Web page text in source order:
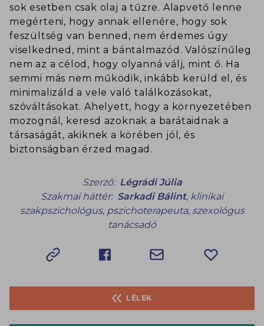
sok esetben csak olaj a tűzre. Alapvető lenne
megérteni, hogy annak ellenére, hogy sok
feszültség van benned, nem érdemes úgy
viselkedned, mint a bántalmazód. Valószínűleg
nem az a célod, hogy olyanná válj, mint ő. Ha
semmi más nem működik, inkább kerüld el, és
minimalizáld a vele való találkozásokat,
szóváltásokat. Ahelyett, hogy a környezetében
mozognál, keresd azoknak a barátaidnak a
társaságát, akiknek a körében jól, és
biztonságban érzed magad.
Szerző: Légrádi Júlia
Szakmai háttér: Sarkadi Bálint, klinikai
szakpszichológus, pszichoterapeuta, szexológus
tanácsadó
LÉLEK